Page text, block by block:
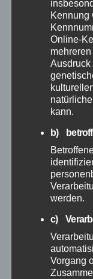
April 2026
März 2026
Februar 2026
Dezember 2025
November 2025
Oktober 2025
September 2025
Kennung
Online-
Ausdruck
kann.
b)
werden.
c)
Vorgang